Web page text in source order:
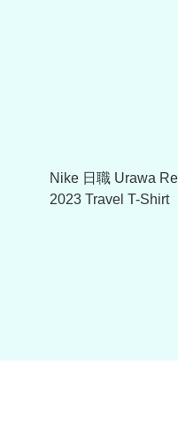
Nike 日職 Urawa
2023 Travel T-Shirt